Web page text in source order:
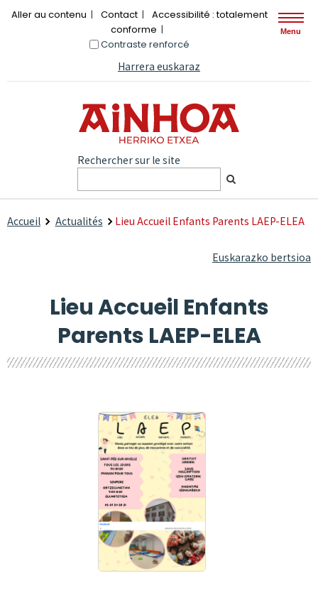
Aller au contenu Contact
Accessibilité : totalement
conforme
Contraste renforcé
Harrera euskaraz
Rechercher sur le site
Menu
Accueil Actualités Lieu Accueil Enfants Parents LAEP-ELEA
Euskarazko bertsioa
Lieu Accueil Enfants
Parents LAEP-ELEA